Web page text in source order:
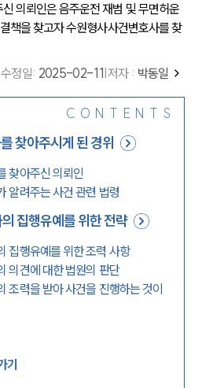
의뢰인은 음주운전 재범 및 무면허운
책을 찾고자수원형사사건변호사를 찾
수정일: 2025-02-11 저자 : 박동일
CONTENTS
찾아주시게 된 경위
찾아주신 의뢰인
알려주는 사건 관련 법령
집행유예를 위한 전략
집행유예를 위한 조력 사항
의견에 대한 법원의 판단
조력을 받아 사건을 진행하는 것이
기